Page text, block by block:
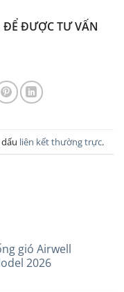
ĐỂ ĐƯỢC TƯ VẤN
liên kết thường trực.
gió Airwell
2026